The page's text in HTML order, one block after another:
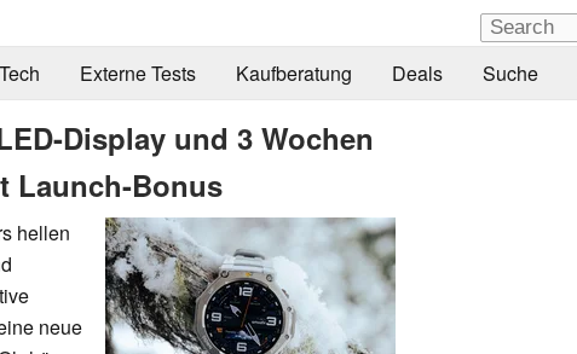
Externe Tests Kaufberatung Deals Suche
Display und 3 Wochen
Launch-Bonus
hellen
neue